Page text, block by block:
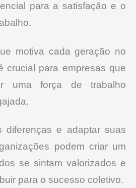
para a satisfação e o
motiva cada geração no
crucial para empresas que
uma força de trabalho
diferenças e adaptar suas
podem criar um
se sintam valorizados e
para o sucesso coletivo.